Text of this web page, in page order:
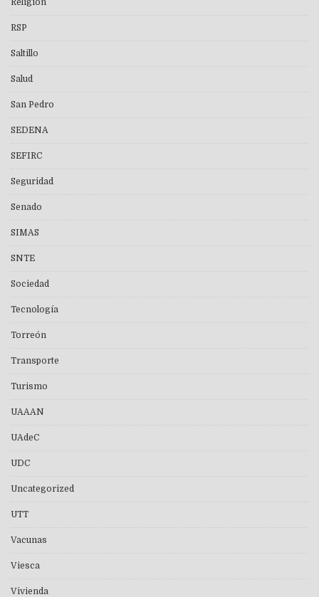
Religión
RSP
Saltillo
Salud
San Pedro
SEDENA
SEFIRC
Seguridad
Senado
SIMAS
SNTE
Sociedad
Tecnología
Torreón
Transporte
Turismo
UAAAN
UAdeC
UDC
Uncategorized
UTT
Vacunas
Viesca
Vivienda